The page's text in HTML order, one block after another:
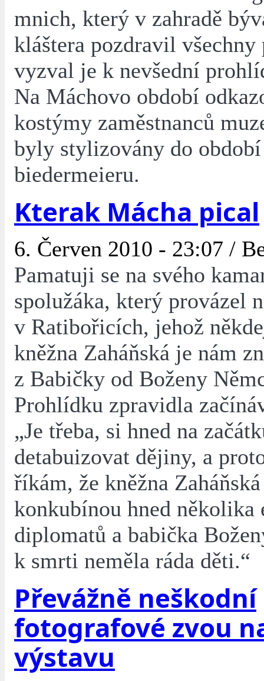
mnich, který v zahradě
kláštera pozdravil všechny
vyzval je k nevšední
Na Máchovo období
kostýmy zaměstnanců
byly stylizovány do období
biedermeieru.
Kterak Mácha pical
6. Červen 2010 - 23:07 /
Pamatuji se na svého
spolužáka, který provázel
v Ratibořicích, jehož
kněžna Zaháňská je nám
z Babičky od Boženy
Prohlídku zpravidla
„Je třeba, si hned na
detabuizovat dějiny, a
říkám, že kněžna
konkubínou hned několika
diplomatů a babička
k smrti neměla ráda děti.“
Převážně neškodní
fotografové zvou
výstavu